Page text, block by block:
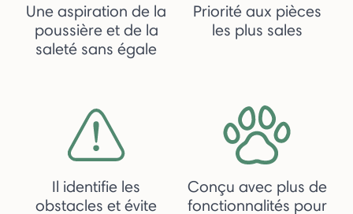
Une aspiration de la
poussière et de la
saleté sans égale
Priorité aux pièces
les plus sales
Il identifie les
obstacles et évite
Conçu avec plus de
fonctionnalités pour